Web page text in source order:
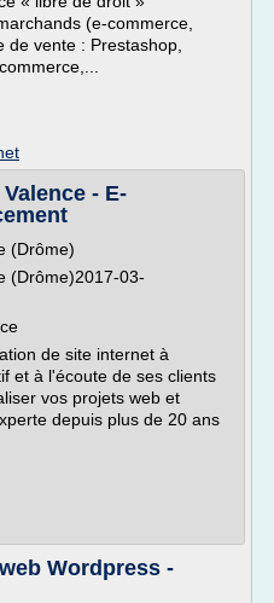
(e-commerce,
de vente : Prestashop,
- E-
(Drôme)
(Drôme)2017-03-
de site internet à
et à l'écoute de ses clients
vos projets web et
depuis plus de 20 ans
Wordpress -